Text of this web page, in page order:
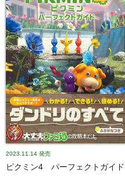
2023.11.14 発売
ピクミン4 パーフェクトガイド